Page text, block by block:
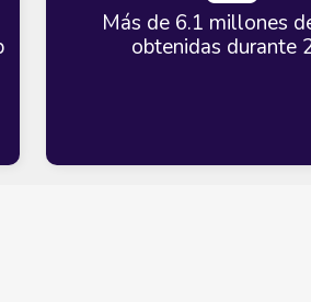
Más de 6.1 millones
obtenidas durante